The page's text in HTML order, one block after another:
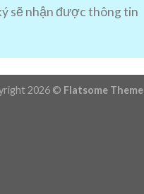
sẽ nhận được thông tin
2026 © Flatsome Theme